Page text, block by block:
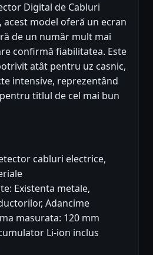
Digital de Cabluri
acest model oferă un ecran
de un număr mult mai
confirmă fiabilitatea. Este
atât pentru uz casnic,
intensive, reprezentând
titlul de cel mai bun
cabluri electrice,
Existenta metale,
Adancime
masurata: 120 mm
Li-ion inclus